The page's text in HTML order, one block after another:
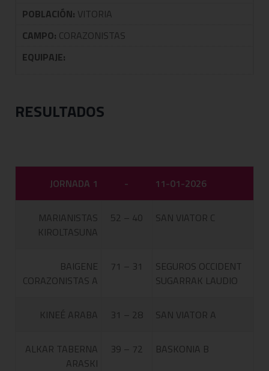
POBLACIÓN: VITORIA
CAMPO: CORAZONISTAS
EQUIPAJE:
RESULTADOS
JORNADA 1 - 11-01-2026
MARIANISTAS
KIROLTASUNA
52 – 40 SAN VIATOR C
BAIGENE
CORAZONISTAS A
71 – 31
SEGUROS OCCIDENT
SUGARRAK LAUDIO
KINEÉ ARABA 31 – 28 SAN VIATOR A
ALKAR TABERNA
ARASKI
39 – 72 BASKONIA B